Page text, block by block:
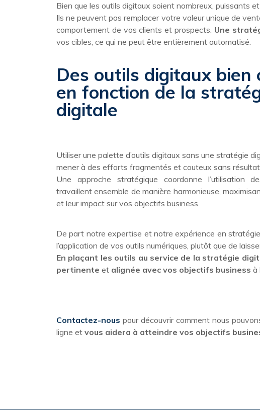
Bien que les outils digitaux soient nombreux, puissants
Ils ne peuvent pas remplacer votre valeur unique de
comportement de vos clients et prospects. Une
vos cibles, ce qui ne peut être entièrement automatisé.
Des outils digitaux bien
en fonction de la
digitale
Utiliser une palette d’outils digitaux sans une stratégie
mener à des efforts fragmentés et couteux sans
Une approche stratégique coordonne l’utilisation
travaillent ensemble de manière harmonieuse,
et leur impact sur vos objectifs business.
De part notre expertise et notre expérience en
l’application de vos outils numériques, plutôt que de
En plaçant les outils au service de la stratégie
pertinente et alignée avec vos objectifs business à
Contactez-nous pour découvrir comment nous
ligne et vous aidera à atteindre vos objectifs